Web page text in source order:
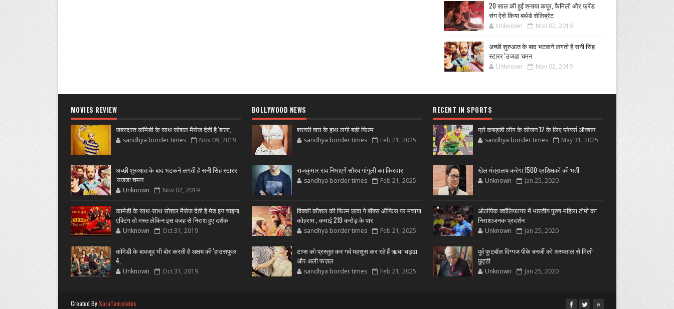
20 साल की हुईं शनाया कपूर, फैमिली और फ्रेंड
संग ऐसे किया बर्थडे सेलिब्रेट
Unknown Nov 02, 2019
अच्छी शुरुआत के बाद भटकने लगती है सनी सिंह
स्टारर 'उजडा चमन
Unknown Nov 02, 2019
MOVIES REVIEW
जबरदस्त कॉमेडी के साथ सोशल मैसेज देती है 'बाला,
sandhya border times Nov 09, 2019
अच्छी शुरुआत के बाद भटकने लगती है सनी सिंह स्टारर
'उजडा चमन
Unknown Nov 02, 2019
कामेडी के साथ-साथ सोशल मैसेज देती है मेड इन चाइना,
एक्टिंग तो मस्त लेकिन इस वजह से निराश हुए दर्शक
Unknown Oct 31, 2019
कॉमेडी के बावजूद भी बोर करती है अक्षय की 'हाउसफुल
4,
Unknown Oct 31, 2019
BOLLYWOOD NEWS
शरवरी वाघ के हाथ लगी बड़ी फिल्म
sandhya border times Feb 21, 2025
राजकुमार राव निभाएगें सौरव गांगुली का किरदार
sandhya border times Feb 21, 2025
विक्की कौशल की फिल्म छावा ने बॉक्स ऑफिस पर मचाया
कोहराम , कमाई 219 करोड़ के पार
sandhya border times Feb 21, 2025
टाप्स को प्रस्तुत कर गर्व महसूस कर रहे हैं ऋचा चड्ढा
और अली फज़ल
sandhya border times Feb 21, 2025
RECENT IN SPORTS
प्रो कबड्डी लीग के सीजन 12 के लिए प्लेयर्स ऑक्शन
sandhya border times May 31, 2025
खेल मंत्रालय करेगा 1500 प्रशिक्षकों की भर्ती
Unknown Jan 25, 2020
ओलंपिक क्वॉलिफायर में भारतीय पुरुष-महिला टीमों का
निराशाजनक प्रदर्शन
Unknown Jan 25, 2020
पूर्व फुटबॉल दिग्गज पीके बनर्जी को अस्पताल से मिली
छुट्टी
Unknown Jan 25, 2020
Created BySoraTemplates